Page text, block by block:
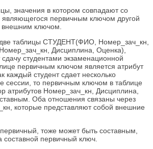
значения в котором совпадают со
являющегося первичным ключом другой
внешним ключом.
таблицы СТУДЕНТ(ФИО, Номер_зач_кн,
Дисциплина, Оценка),
студентами экзаменационной
первичным ключом является атрибут
каждый студент сдает несколько
сессии, то первичным ключом в таблице
атрибутов Номер_зач_кн, Дисциплина,
Оба отношения связаны через
которые представляют собой внешние
тоже может быть составным,
составной первичный ключ.